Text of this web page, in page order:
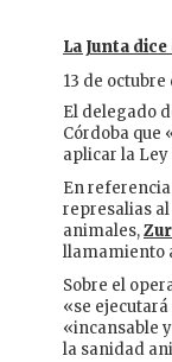
La Junta
13 de octubre
El delegado
Córdoba que
aplicar la
En
represalias
animales,
llamamiento
Sobre el
«se
«incansable
la sanidad